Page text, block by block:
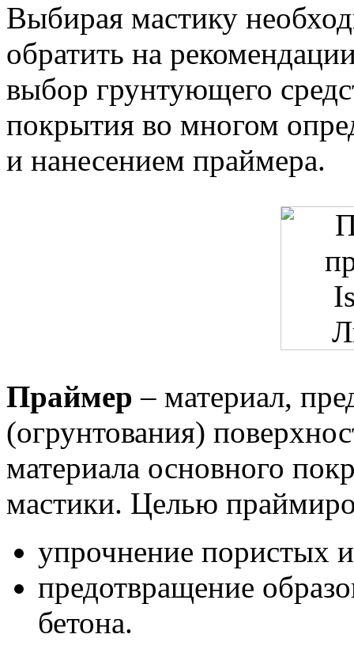
Выбирая мастику
обратить на
выбор грунтующего
покрытия во многом
и нанесением праймера.
Праймер – материал,
(огрунтования)
материала основного
мастики. Целью
упрочнение пористых
предотвращение
бетона.